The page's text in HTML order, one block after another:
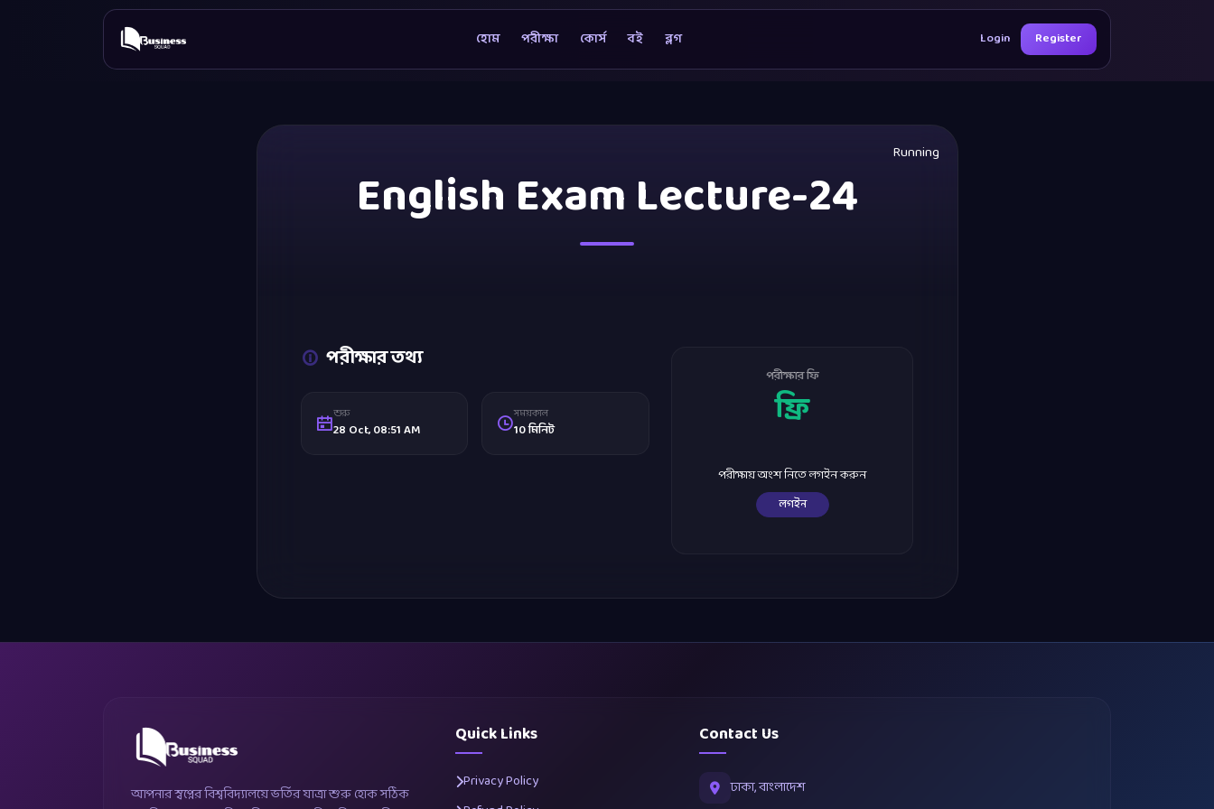
হোম পরীক্ষা কোর্স বই ব্লগ Login Register
Running
English Exam Lecture-24
পরীক্ষার তথ্য
শুরু
28 Oct, 08:51 AM
সময়কাল
10 মিনিট
পরীক্ষার ফি
ফ্রি
পরীক্ষায় অংশ নিতে লগইন করুন
লগইন
আপনার স্বপ্নের বিশ্ববিদ্যালয়ে ভর্তির যাত্রা শুরু হোক সঠিক
Quick Links
Privacy Policy
Contact Us
ঢাকা, বাংলাদেশ